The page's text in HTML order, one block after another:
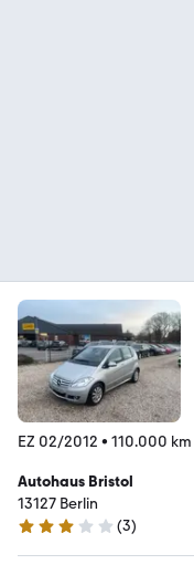
EZ 02/2012 • 110.000 km
Autohaus Bristol
13127 Berlin
3.2 Sterne
(3)